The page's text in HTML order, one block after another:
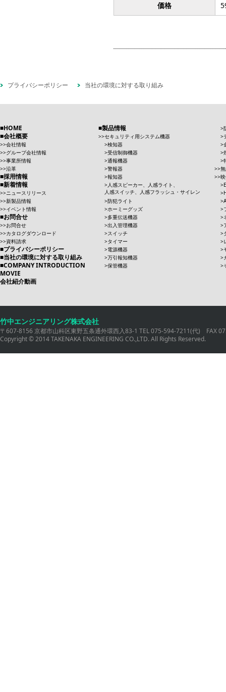
価格
プライバシーポリシー 当社の環境に対する取り組み
HOME
会社概要
会社情報
グループ会社情報
事業所情報
沿革
採用情報
新着情報
ニュースリリース
新製品情報
イベント情報
お問合せ
お問合せ
カタログダウンロード
資料請求
プライバシーポリシー
当社の環境に対する取り組み
COMPANY INTRODUCTION
MOVIE
会社紹介動画
製品情報
セキュリティ用システム機器
検知器
受信制御機器
通報機器
警報器
報知器
人感スピーカー、人感ライト、
人感スイッチ、人感フラッシュ・サイレン
防犯ライト
ホーミーグッズ
多重伝送機器
出入管理機器
スイッチ
タイマー
電源機器
万引報知機器
保管機器
竹中エンジニアリング株式会社
〒607-8156 京都市山科区東野五条通外環西入83-1 TEL 075-594-7211(代) FAX
Copyright © 2014 TAKENAKA ENGINEERING CO.,LTD. All Rights Reserved.